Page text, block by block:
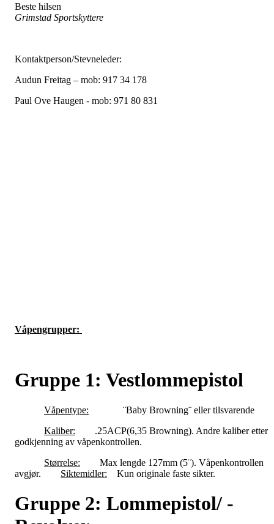
Beste hilsen
Grimstad Sportskyttere
Kontaktperson/Stevneleder:
Audun Freitag – mob: 917 34 178
Paul Ove Haugen - mob: 971 80 831
Våpengrupper:
Gruppe 1: Vestlommepistol
Våpentype: ¨Baby Browning¨ eller tilsvarende
Kaliber: .25ACP(6,35 Browning). Andre kaliber etter
godkjenning av våpenkontrollen.
Størrelse: Max lengde 127mm (5¨). Våpenkontrollen
avgjør. Siktemidler: Kun originale faste sikter.
Gruppe 2: Lommepistol/ -